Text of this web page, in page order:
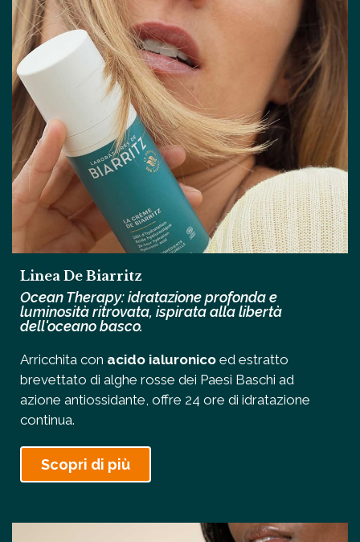
Linea De Biarritz
Ocean Therapy: idratazione profonda e
luminosità ritrovata, ispirata alla libertà
dell'oceano basco.
Arricchita con acido ialuronico ed estratto
brevettato di alghe rosse dei Paesi Baschi ad
azione antiossidante, offre 24 ore di idratazione
continua.
Scopri di più